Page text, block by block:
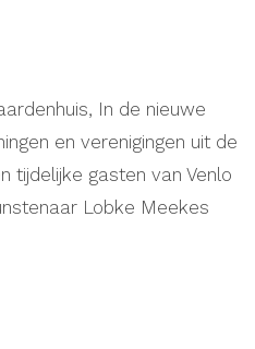
In de nieuwe
en verenigingen uit de
tijdelijke gasten van Venlo
Lobke Meekes